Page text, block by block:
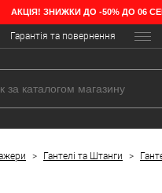
АКЦІЯ! ЗНИЖКИ ДО -50% ДО 06
Гарантія та повернення
> Гантелі та Штанги >